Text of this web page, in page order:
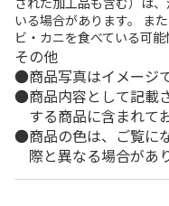
いる場合があります。 ま
ビ・カニを食べている可能
その他
商品写真はイメージで
商品内容として記載
する商品に含まれて
商品の色は、ご覧に
際と異なる場合があ